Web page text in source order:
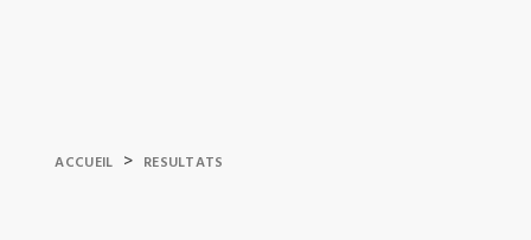
ACCUEIL > RESULTATS